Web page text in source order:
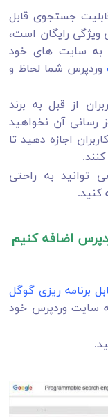
جستجوی قابل
ویژگی رایگان است،
به سایت های خود
وردپرس شما لحاظ و
از قبل به برند
رسانی آن نخواهید
اجازه دهید تا
توانید به راحتی
کنید.
اضافه کنیم
برنامه ریزی گوگل
سایت وردپرس خود